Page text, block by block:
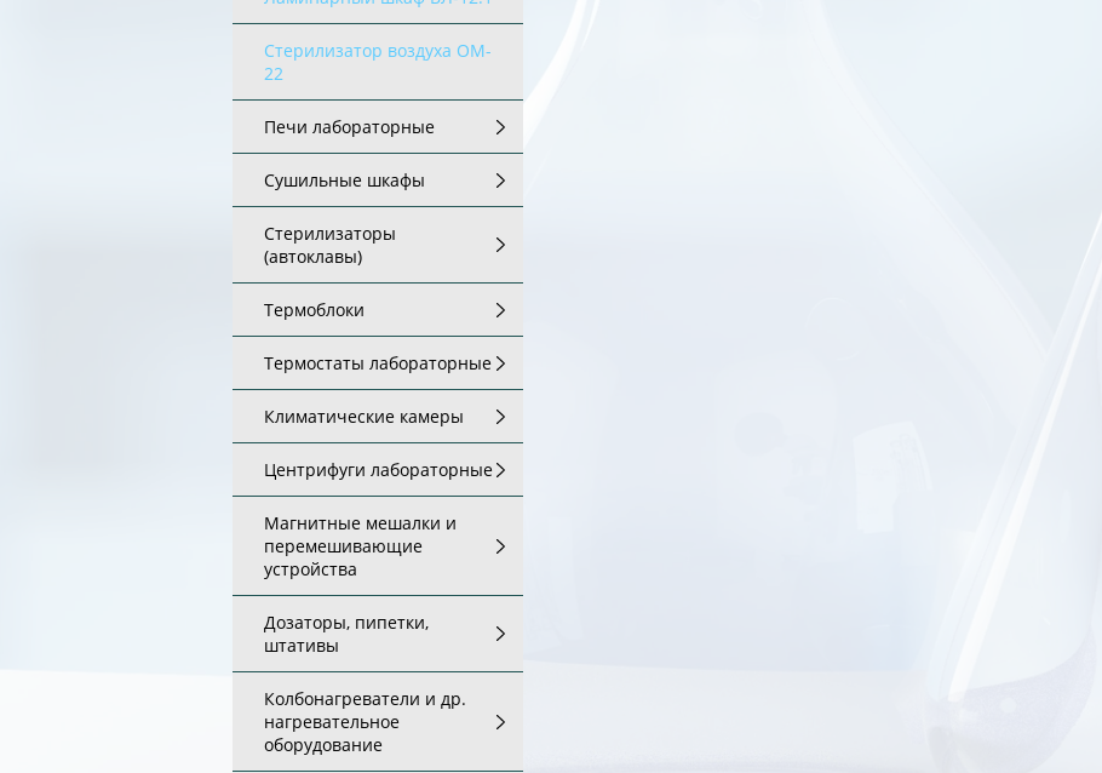
Стерилизатор воздуха OM-
22
Печи лабораторные
Сушильные шкафы
Стерилизаторы
(автоклавы)
Термоблоки
Термостаты лабораторные
Климатические камеры
Центрифуги лабораторные
Магнитные мешалки и
перемешивающие
устройства
Дозаторы, пипетки,
штативы
Колбонагреватели и др.
нагревательное
оборудование